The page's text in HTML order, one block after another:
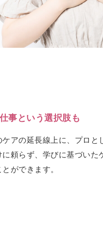
事という選択肢も
アの延長線上に、プロと
頼らず、学びに基づいた
ができます。